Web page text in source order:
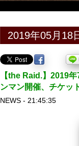
2019年05月18
【the Raid.】2019
ンマン開催、チケッ
NEWS - 21:45:35